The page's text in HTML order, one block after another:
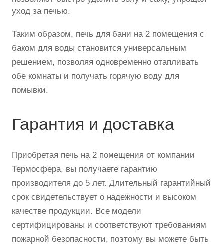
уход за печью.
Таким образом, печь для бани на 2 помещения с
баком для воды становится универсальным
решением, позволяя одновременно отапливать
обе комнаты и получать горячую воду для
помывки.
Гарантия и доставка
Приобретая печь на 2 помещения от компании
Термосфера, вы получаете гарантию
производителя до 5 лет. Длительный гарантийный
срок свидетельствует о надежности и высоком
качестве продукции. Все модели
сертифицированы и соответствуют требованиям
пожарной безопасности, поэтому вы можете быть